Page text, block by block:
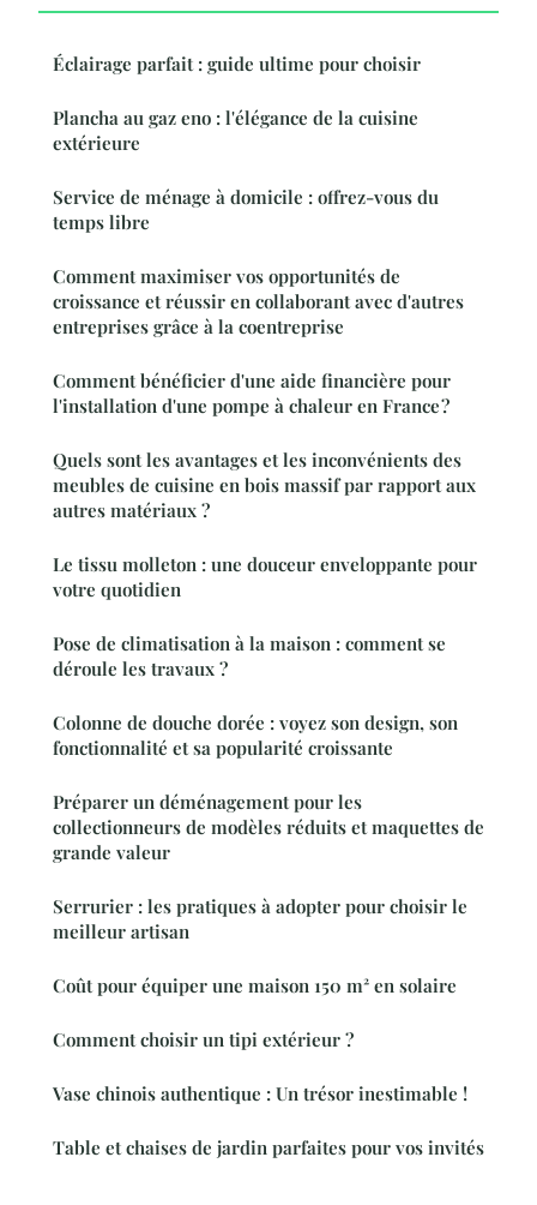
Éclairage parfait : guide ultime pour choisir
Plancha au gaz eno : l'élégance de la cuisine
extérieure
Service de ménage à domicile : offrez-vous du
temps libre
Comment maximiser vos opportunités de
croissance et réussir en collaborant avec d'autres
entreprises grâce à la coentreprise
Comment bénéficier d'une aide financière pour
l'installation d'une pompe à chaleur en France ?
Quels sont les avantages et les inconvénients des
meubles de cuisine en bois massif par rapport aux
autres matériaux ?
Le tissu molleton : une douceur enveloppante pour
votre quotidien
Pose de climatisation à la maison : comment se
déroule les travaux ?
Colonne de douche dorée : voyez son design, son
fonctionnalité et sa popularité croissante
Préparer un déménagement pour les
collectionneurs de modèles réduits et maquettes de
grande valeur
Serrurier : les pratiques à adopter pour choisir le
meilleur artisan
Coût pour équiper une maison 150 m² en solaire
Comment choisir un tipi extérieur ?
Vase chinois authentique : Un trésor inestimable !
Table et chaises de jardin parfaites pour vos invités